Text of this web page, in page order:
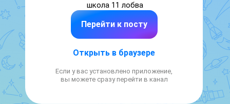
школа 11 лобва
Перейти к посту
Открыть в браузере
Если у вас установлено приложение,
вы можете сразу перейти в канал